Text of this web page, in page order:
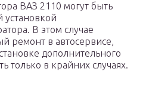
ВАЗ 2110 могут быть
В этом случае
ремонт в автосервисе,
дополнительного
только в крайних случаях.